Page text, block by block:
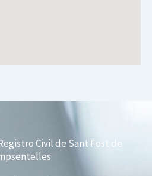
Civil de Sant Fost de